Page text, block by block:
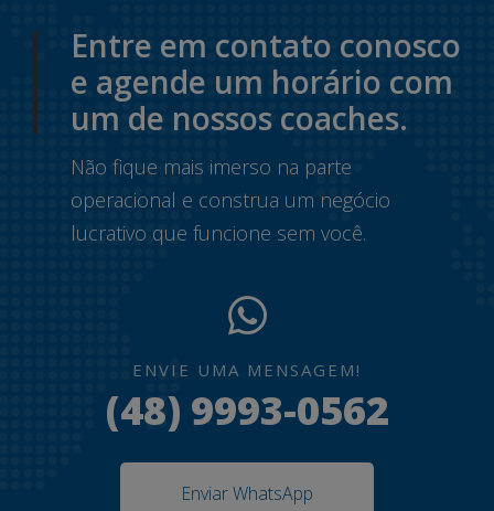
Entre em contato conosco
e agende um horário com
um de nossos coaches.
Não fique mais imerso na parte
operacional e construa um negócio
lucrativo que funcione sem você.
ENVIE UMA MENSAGEM!
(48) 9993-0562
Enviar WhatsApp